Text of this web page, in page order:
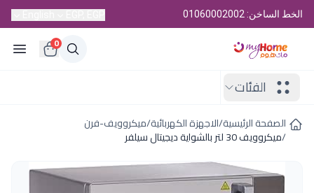
الخط الساخن: 01060002002
0
الفئات
الصفحة الرئيسية/الاجهزة الكهربائية/ميكروويف-فرن
/ميكروويف 30 لتر بالشواية ديجيتال سيلفر